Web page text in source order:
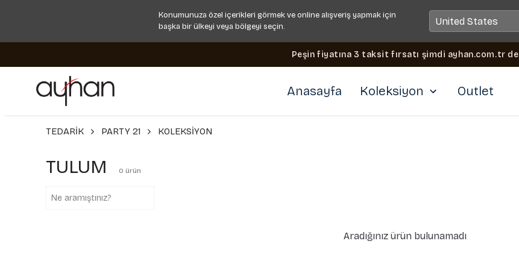
Konumunuza özel içerikleri görmek ve online alışveriş yapmak için
başka bir ülkeyi veya bölgeyi seçin.
Peşin fiyatına 3 taksit fırsatı şimdi ayhan.com.tr de
Anasayfa Koleksiyon Outlet
TEDARİK PARTY 21 KOLEKSİYON
TULUM 0 ürün
Aradığınız ürün bulunamadı